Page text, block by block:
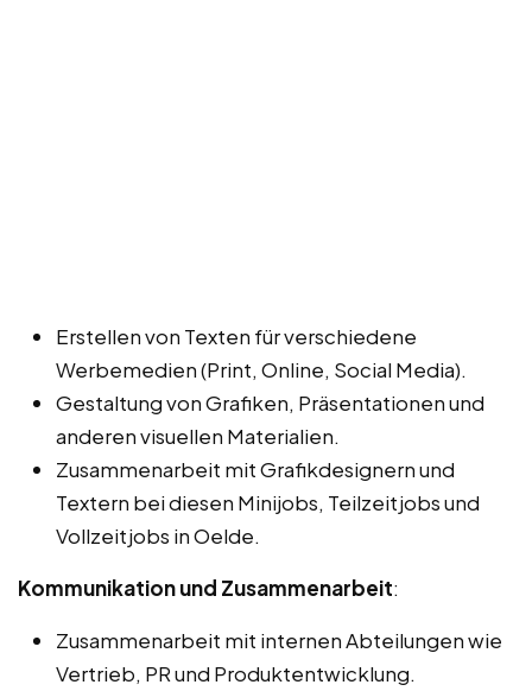
Erstellen von Texten für verschiedene
Werbemedien (Print, Online, Social Media).
Gestaltung von Grafiken, Präsentationen und
anderen visuellen Materialien.
Zusammenarbeit mit Grafikdesignern und
Textern bei diesen Minijobs, Teilzeitjobs und
Vollzeitjobs in Oelde.
Kommunikation und Zusammenarbeit:
Zusammenarbeit mit internen Abteilungen wie
Vertrieb, PR und Produktentwicklung.